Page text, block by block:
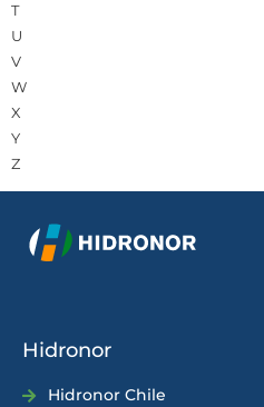
T
U
V
W
X
Y
Z
Hidronor
Hidronor Chile